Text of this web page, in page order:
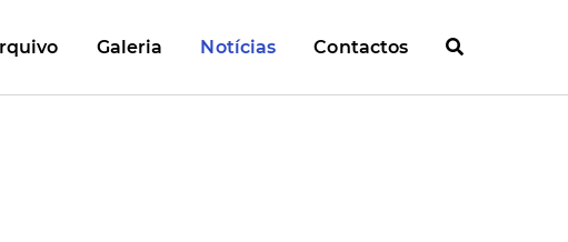
Galeria Notícias Contactos